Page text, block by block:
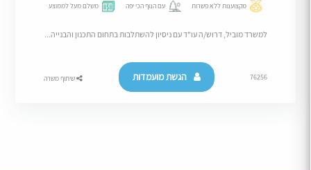
מקצוענות ללא פשרות עם הנוף הכי יפה משלם מעל לממוצע
למשרד מוביל, דרוש/ה עו"ד עם ניסיון להשתלבות בתחום התכנון והבנייה...
76256 הגשת מועמדות שיתוף משרה